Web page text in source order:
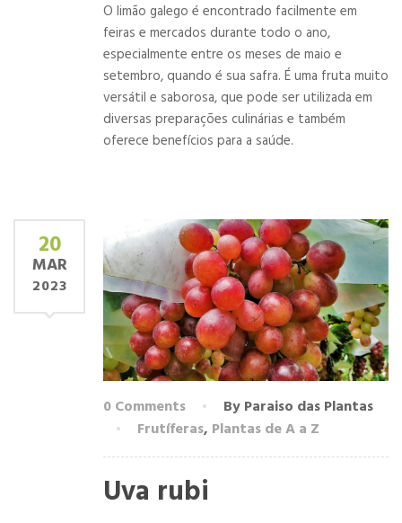
O limão galego é encontrado facilmente em
feiras e mercados durante todo o ano,
especialmente entre os meses de maio e
setembro, quando é sua safra. É uma fruta muito
versátil e saborosa, que pode ser utilizada em
diversas preparações culinárias e também
oferece benefícios para a saúde.
20
MAR
2023
0 Comments
By Paraiso das Plantas
Frutíferas, Plantas de A a Z
Uva rubi